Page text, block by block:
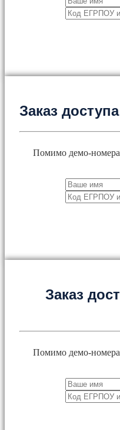
Заказ
Помимо демо-номера
Заказ
Помимо демо-номера